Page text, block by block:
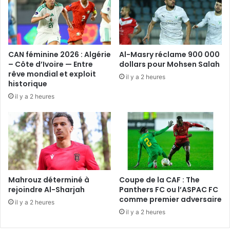
CAN féminine 2026 : Algérie
– Côte d’Ivoire — Entre
rêve mondial et exploit
historique
il y a 2 heures
Al-Masry réclame 900 000
dollars pour Mohsen Salah
il y a 2 heures
Mahrouz déterminé à
rejoindre Al-Sharjah
il y a 2 heures
Coupe de la CAF : The
Panthers FC ou l’ASPAC FC
comme premier adversaire
il y a 2 heures